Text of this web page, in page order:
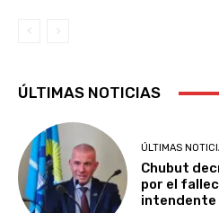
ÚLTIMAS NOTICIAS
ÚLTIMAS
Chubut
por el
intendente